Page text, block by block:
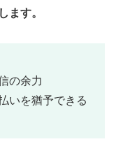
ます。
の余力
いを猶予できる